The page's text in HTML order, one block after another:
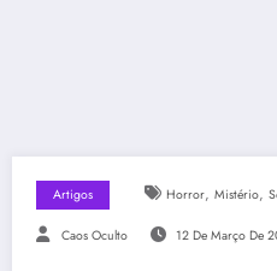
Artigos Horror, Mistério,
Caos Oculto 12 De Março De